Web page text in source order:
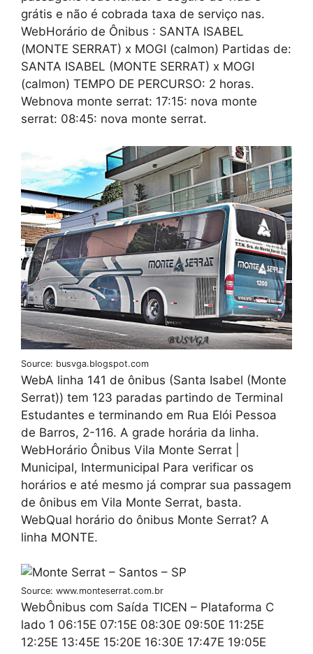
grátis e não é cobrada taxa de serviço nas.
WebHorário de Ônibus : SANTA ISABEL
(MONTE SERRAT) x MOGI (calmon) Partidas de:
SANTA ISABEL (MONTE SERRAT) x MOGI
(calmon) TEMPO DE PERCURSO: 2 horas.
Webnova monte serrat: 17:15: nova monte
serrat: 08:45: nova monte serrat.
Source: busvga.blogspot.com
WebA linha 141 de ônibus (Santa Isabel (Monte
Serrat)) tem 123 paradas partindo de Terminal
Estudantes e terminando em Rua Elói Pessoa
de Barros, 2-116. A grade horária da linha.
WebHorário Ônibus Vila Monte Serrat |
Municipal, Intermunicipal Para verificar os
horários e até mesmo já comprar sua passagem
de ônibus em Vila Monte Serrat, basta.
WebQual horário do ônibus Monte Serrat? A
linha MONTE.
Source: www.monteserrat.com.br
WebÔnibus com Saída TICEN – Plataforma C
lado 1 06:15E 07:15E 08:30E 09:50E 11:25E
12:25E 13:45E 15:20E 16:30E 17:47E 19:05E